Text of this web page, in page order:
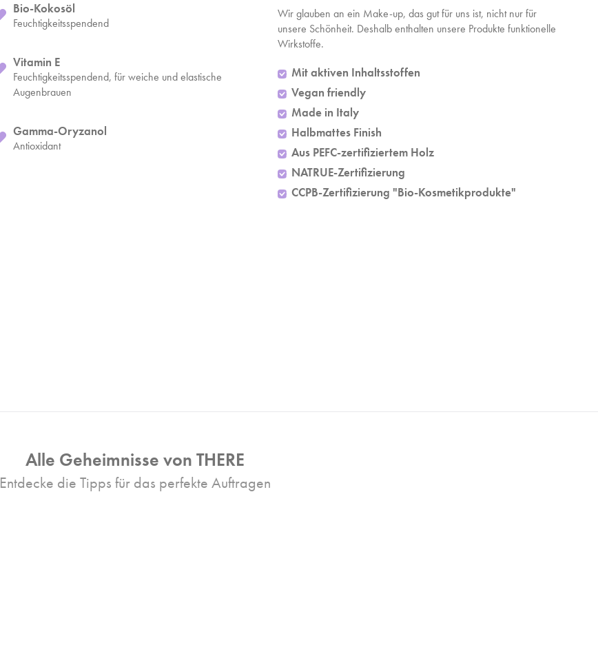
Bio-Kokosöl
Feuchtigkeitsspendend
Vitamin E
Feuchtigkeitsspendend, für weiche und elastische
Augenbrauen
Gamma-Oryzanol
Antioxidant
Wir glauben an ein Make-up, das gut für uns ist, nicht nur für
unsere Schönheit. Deshalb enthalten unsere Produkte funktionelle
Wirkstoffe.
Mit aktiven Inhaltsstoffen
Vegan friendly
Made in Italy
Halbmattes Finish
Aus PEFC-zertifiziertem Holz
NATRUE-Zertifizierung
CCPB-Zertifizierung "Bio-Kosmetikprodukte"
Alle Geheimnisse von THERE
Entdecke die Tipps für das perfekte Auftragen